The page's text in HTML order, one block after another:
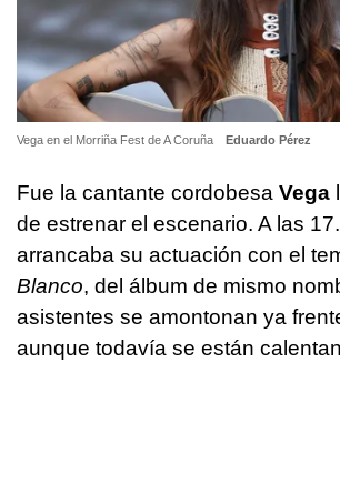
Vega en el Morriña Fest de A Coruña Eduardo Pérez
Fue la cantante cordobesa Vega
de estrenar el escenario. A las
arrancaba su actuación con el
Blanco, del álbum de mismo
asistentes se amontonan ya
aunque todavía se están